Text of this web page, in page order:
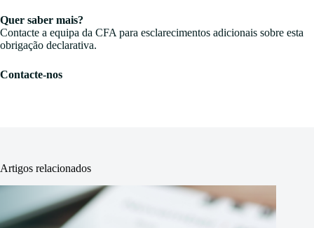
Quer saber mais?
Contacte a equipa da CFA para esclarecimentos adicionais sobre esta
obrigação declarativa.
Contacte-nos
Artigos relacionados